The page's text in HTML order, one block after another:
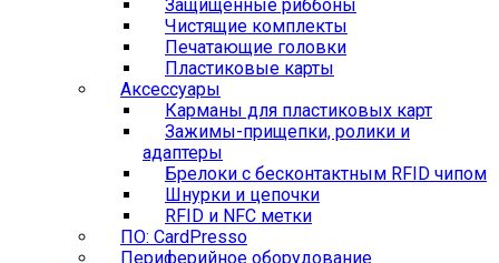
Защищенные риббоны
Чистящие комплекты
Печатающие головки
Пластиковые карты
Аксессуары
Карманы для пластиковых карт
Зажимы-прищепки, ролики и
адаптеры
Брелоки с бесконтактным RFID чипом
Шнурки и цепочки
RFID и NFC метки
ПО: CardPresso
Периферийное оборудование